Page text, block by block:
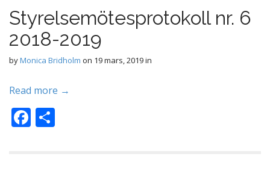
Styrelsemötesprotokoll nr. 6
2018-2019
byMonica Bridholm on 19 mars, 2019in
Read more →
F